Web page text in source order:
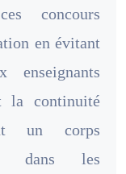
concours
en évitant
la continuité
un corps
dans les